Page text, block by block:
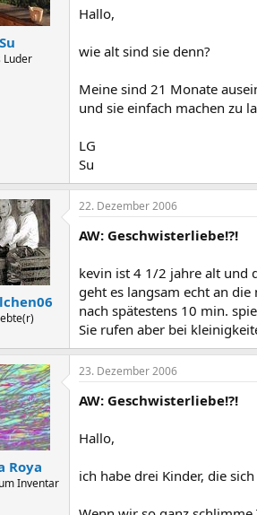
Su
Luder
Hallo,
wie alt sind sie denn?
Meine sind 21 Monate
und sie einfach machen zu
LG
Su
22. Dezember 2006
AW: Geschwisterliebe!?!
kevin ist 4 1/2 jahre alt und
geht es langsam echt an die
nach spätestens 10 min.
Sie rufen aber bei
Roya
Inventar
23. Dezember 2006
AW: Geschwisterliebe!?!
Hallo,
ich habe drei Kinder, die